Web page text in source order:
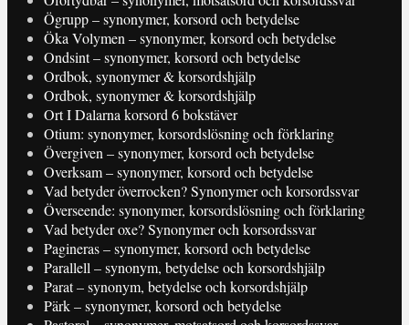
Ögrupp – synonymer, korsord och betydelse
Öka Volymen – synonymer, korsord och betydelse
Ondsint – synonymer, korsord och betydelse
Ordbok, synonymer & korsordshjälp
Ordbok, synonymer & korsordshjälp
Ort I Dalarna korsord 6 bokstäver
Otium: synonymer, korsordslösning och förklaring
Övergiven – synonymer, korsord och betydelse
Overksam – synonymer, korsord och betydelse
Vad betyder överrocken? Synonymer och korsordssvar
Överseende: synonymer, korsordslösning och förklaring
Vad betyder oxe? Synonymer och korsordssvar
Pagineras – synonymer, korsord och betydelse
Parallell – synonym, betydelse och korsordshjälp
Parat – synonym, betydelse och korsordshjälp
Pärk – synonymer, korsord och betydelse